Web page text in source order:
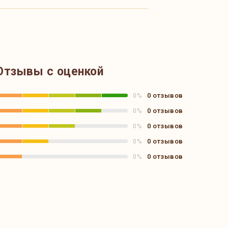
с оценкой
0% 0 отзывов
0% 0 отзывов
0% 0 отзывов
0% 0 отзывов
0% 0 отзывов